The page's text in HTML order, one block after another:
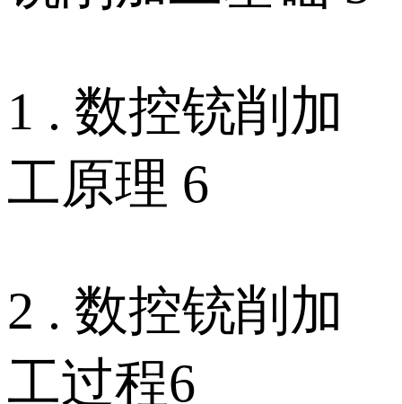
1 . 数控铳削加
工原理 6
2 . 数控铳削加
工过程6